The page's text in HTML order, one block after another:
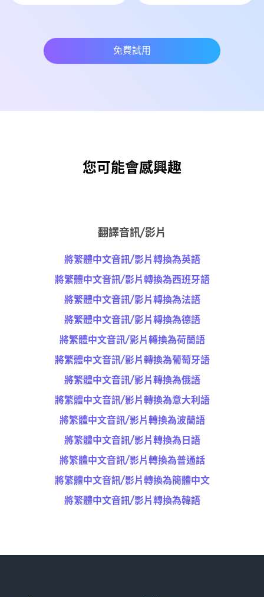
免費試用
您可能會感興趣
翻譯音訊/影片
將繁體中文音訊/影片轉換為英語
將繁體中文音訊/影片轉換為西班牙語
將繁體中文音訊/影片轉換為法語
將繁體中文音訊/影片轉換為德語
將繁體中文音訊/影片轉換為荷蘭語
將繁體中文音訊/影片轉換為葡萄牙語
將繁體中文音訊/影片轉換為俄語
將繁體中文音訊/影片轉換為意大利語
將繁體中文音訊/影片轉換為波蘭語
將繁體中文音訊/影片轉換為日語
將繁體中文音訊/影片轉換為普通話
將繁體中文音訊/影片轉換為簡體中文
將繁體中文音訊/影片轉換為韓語